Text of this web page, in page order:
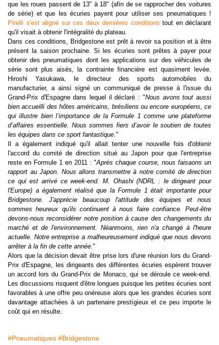
que les roues passent de 13" à 18" (afin de se rapprocher des voitures
de série) et que les écuries payent pour utiliser ses pneumatiques !
Pirelli s'est aligné sur ces deux dernières conditions tout en déclarant
qu'il visait à obtenir l'intégralité du plateau.
Dans ces conditions, Bridgestone est prêt à revoir sa position et à être
présent la saison prochaine. Si les écuries sont prêtes à payer pour
obtenir des pneumatiques dont les applications sur des véhicules de
série sont plus aisés, la contrainte financière est quasiment levée.
Hiroshi Yasukawa, le directeur des sports automobiles du
manufacturier, a ainsi signé un communiqué de presse à l'issue du
Grand-Prix d'Espagne dans lequel il déclaré : "Nous avons tout aussi
bien accueilli des hôtes américains, brésiliens ou encore européens, ce
qui illustre bien l’importance de la Formule 1 comme une plateforme
d’affaires essentielle. Nous sommes fiers d’avoir le soutien de toutes
les équipes dans ce sport fantastique."
Il a également indiqué qu'il allait tenter une nouvelle fois d'obtenir
l'accord du comité de direction situé au Japon pour que l'entreprise
reste en Formule 1 en 2011 : "Après chaque course, nous faisaons un
rapport au Japon. Nous allons transmettre à notre comité de direction
ce qui est arrivé ce week-end. M. Ohashi (NDRL : le dirigeant pour
l'Europe) a également réalisé que la Formule 1 était importante pour
Bridgestone. J'apprécie beaucoup l'attitude des équipes et nous
sommes heureux qu'ils continuent à nous faire confiance. Peut-être
devons-nous reconsidérer notre position à cause des changements du
marché et de l'environnement. Néanmoins, rien n'a changé à l'heure
actuelle. Notre entreprise a malheureusement indiqué que nous devons
arrêter à la fin de cette année."
Alors que la décision devait être prise lors d'une réunion lors du Grand-
Prix d'Espagne, les dirigeants des différentes écuries espèrent trouver
un accord lors du Grand-Prix de Monaco, qui se déroule ce week-end.
Les discussions risquent d'être longues puisque les petites écuries sont
favorables à une offre peu onéreuse alors que les grandes écuries sont
davantage attachées à un partenaire prestigieux et ce peu importe le
coût qui en résulte.
#Pneumatiques #Bridgestone